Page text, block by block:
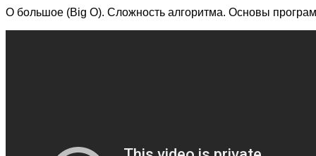
О большое (Big O). Сложность алгоритма. Основы